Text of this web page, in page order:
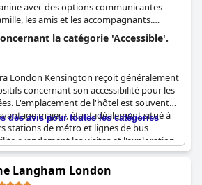
avec des options communicantes
les amis et les accompagnants.
est dotée de portes assistées, de
adaptés, d'un design spacieux pour
roulants et d'une salle de bain
la catégorie 'Accessible'.
London Kensington reçoit généralement
concernant son accessibilité pour les
L'emplacement de l'hôtel est souvent
majeur, étant idéalement situé à
stations de métro et lignes de bus
grandement les visites et l'exploration
sont facilement disponibles depuis l'hôtel,
la mobilité des personnes ayant des
des avis pour toutes les catégories
Langham London